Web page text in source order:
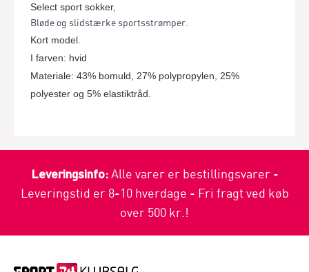
Select sport sokker,
Bløde og slidstærke sportsstrømper.
Kort model.
I farven: hvid
Materiale: 43% bomuld, 27% polypropylen, 25%
polyester og 5% elastiktråd.
Leveringsinfo:Alle varer er bestillingsvarer -
Leveringstid er 8-10 hverdage - Fri fragt ved køb
over 500 kr.!